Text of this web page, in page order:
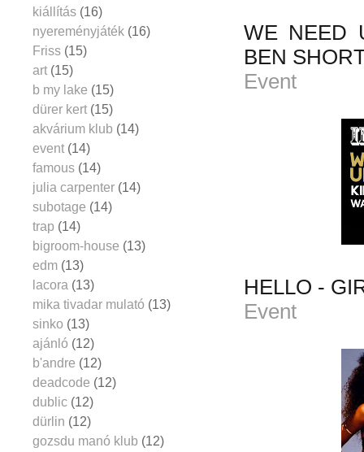
WE NEED
BEN
Event
HELLO -
Event
kiállítás (16)
nyereményjáték (16)
Friss (15)
art (15)
b my lake (15)
dürer kert (15)
akvárium klub (14)
event (14)
famous (14)
julia carpenter (14)
subotage (14)
trap (14)
bigroom-house (13)
edm (13)
lacora (13)
mika tivadar mulató (13)
sinko (13)
ajánló (12)
b'andre (12)
deadcode (12)
dublic (12)
dürlin (12)
gozsdu manó klub (12)